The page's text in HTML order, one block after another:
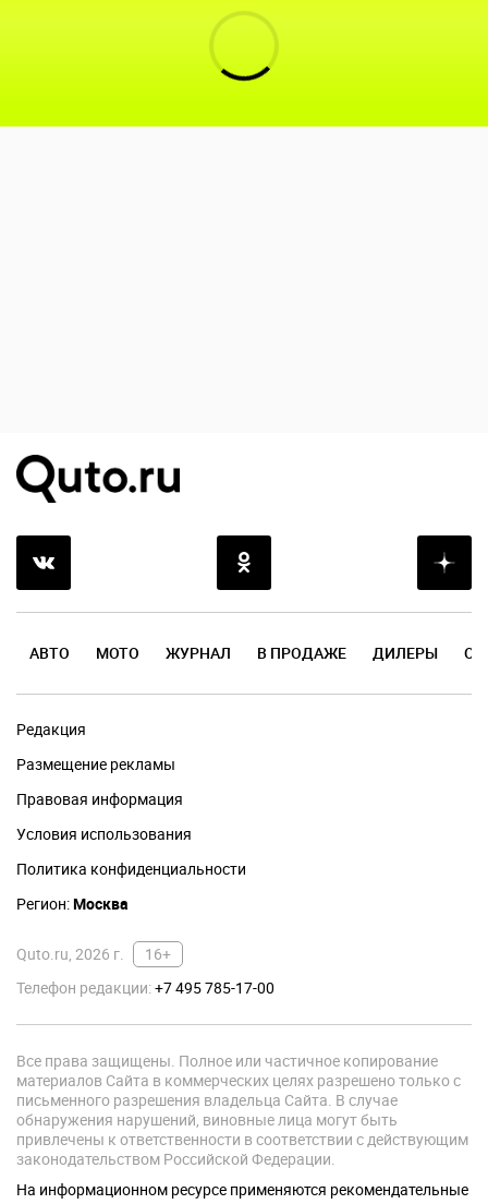
АВТО МОТО ЖУРНАЛ В ПРОДАЖЕ ДИЛЕРЫ
Редакция
Размещение рекламы
Правовая информация
Условия использования
Политика конфиденциальности
Регион:Москва
Quto.ru, 2026 г.
16+
Телефон редакции:+7 495 785-17-00
Все права защищены. Полное или частичное копирование
материалов Сайта в коммерческих целях разрешено только с
письменного разрешения владельца Сайта. В случае
обнаружения нарушений, виновные лица могут быть
привлечены к ответственности в соответствии с действующим
законодательством Российской Федерации.
На информационном ресурсе применяются рекомендательные